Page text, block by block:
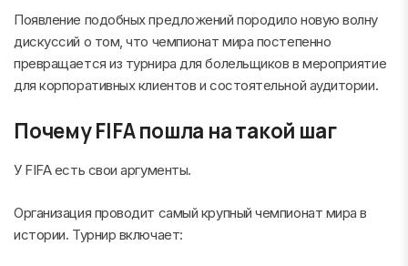
Появление подобных предложений породило новую волну
дискуссий о том, что чемпионат мира постепенно
превращается из турнира для болельщиков в мероприятие
для корпоративных клиентов и состоятельной аудитории.
Почему FIFA пошла на такой шаг
У FIFA есть свои аргументы.
Организация проводит самый крупный чемпионат мира в
истории. Турнир включает: